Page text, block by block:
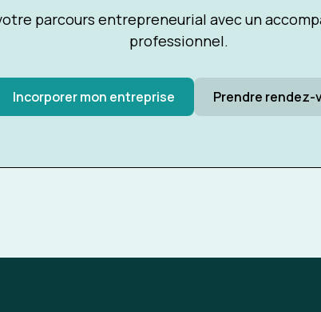
parcours entrepreneurial avec un
professionnel.
Incorporer mon entreprise Prendre rendez-